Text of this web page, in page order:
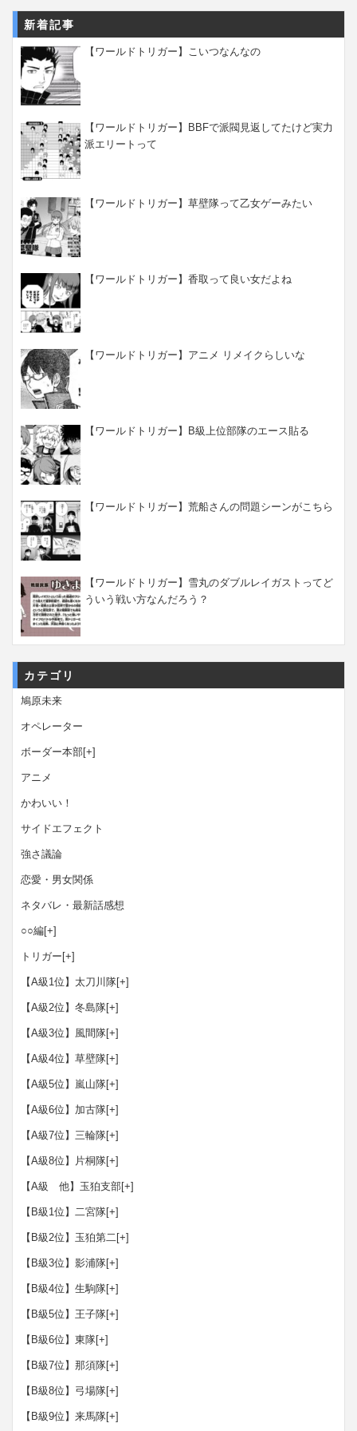
新着記事
【ワールドトリガー】こいつなんなの
【ワールドトリガー】BBFで派閥見返してたけど実力
派エリートって
【ワールドトリガー】草壁隊って乙女ゲーみたい
【ワールドトリガー】香取って良い女だよね
【ワールドトリガー】アニメ リメイクらしいな
【ワールドトリガー】B級上位部隊のエース貼る
【ワールドトリガー】荒船さんの問題シーンがこちら
【ワールドトリガー】雪丸のダブルレイガストってど
ういう戦い方なんだろう？
カテゴリ
鳩原未来
オペレーター
ボーダー本部[+]
アニメ
かわいい！
サイドエフェクト
強さ議論
恋愛・男女関係
ネタバレ・最新話感想
○○編[+]
トリガー [+]
【A級1位】太刀川隊[+]
【A級2位】冬島隊[+]
【A級3位】風間隊[+]
【A級4位】草壁隊[+]
【A級5位】嵐山隊[+]
【A級6位】加古隊[+]
【A級7位】三輪隊[+]
【A級8位】片桐隊[+]
【A級 他】玉狛支部[+]
【B級1位】二宮隊[+]
【B級2位】玉狛第二[+]
【B級3位】影浦隊[+]
【B級4位】生駒隊[+]
【B級5位】王子隊[+]
【B級6位】東隊[+]
【B級7位】那須隊[+]
【B級8位】弓場隊[+]
【B級9位】来馬隊[+]